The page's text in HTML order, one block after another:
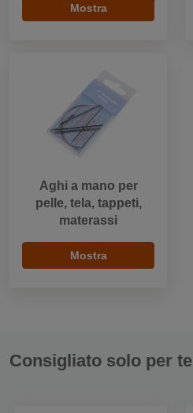
Mostra
Aghi a mano per
pelle, tela, tappeti,
materassi
Mostra
Consigliato solo per te